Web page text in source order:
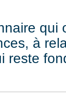
qui
à
reste